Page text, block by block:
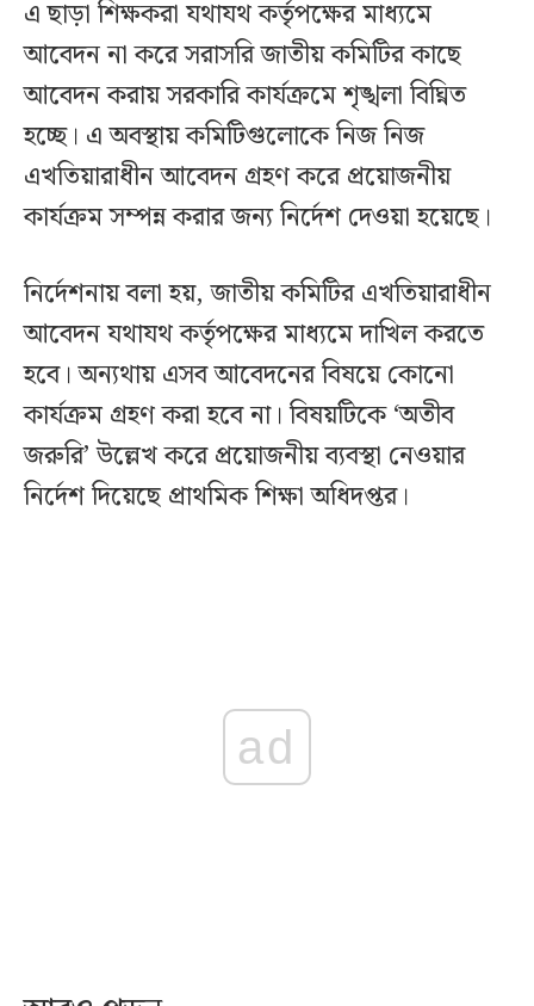
এ ছাড়া শিক্ষকরা যথাযথ কর্তৃপক্ষের মাধ্যমে
আবেদন না করে সরাসরি জাতীয় কমিটির কাছে
আবেদন করায় সরকারি কার্যক্রমে শৃঙ্খলা বিঘ্নিত
হচ্ছে। এ অবস্থায় কমিটিগুলোকে নিজ নিজ
এখতিয়ারাধীন আবেদন গ্রহণ করে প্রয়োজনীয়
কার্যক্রম সম্পন্ন করার জন্য নির্দেশ দেওয়া হয়েছে।
নির্দেশনায় বলা হয়, জাতীয় কমিটির এখতিয়ারাধীন
আবেদন যথাযথ কর্তৃপক্ষের মাধ্যমে দাখিল করতে
হবে। অন্যথায় এসব আবেদনের বিষয়ে কোনো
কার্যক্রম গ্রহণ করা হবে না। বিষয়টিকে ‘অতীব
জরুরি’ উল্লেখ করে প্রয়োজনীয় ব্যবস্থা নেওয়ার
নির্দেশ দিয়েছে প্রাথমিক শিক্ষা অধিদপ্তর।
ad